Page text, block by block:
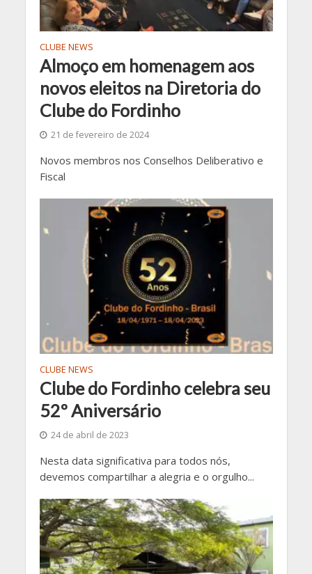
CLUBE NEWS
Almoço em homenagem aos
novos eleitos na Diretoria do
Clube do Fordinho
21 de fevereiro de 2024
Novos membros nos Conselhos Deliberativo e
Fiscal
CLUBE NEWS
Clube do Fordinho celebra seu
52º Aniversário
24 de abril de 2023
Nesta data significativa para todos nós,
devemos compartilhar a alegria e o orgulho...